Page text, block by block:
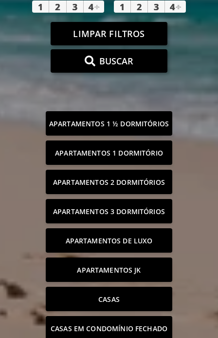
1 2 3 4+ 1 2 3 4+
LIMPAR FILTROS
BUSCAR
APARTAMENTOS 1 ½ DORMITÓRIOS
APARTAMENTOS 1 DORMITÓRIO
APARTAMENTOS 2 DORMITÓRIOS
APARTAMENTOS 3 DORMITÓRIOS
APARTAMENTOS DE LUXO
APARTAMENTOS JK
CASAS
CASAS EM CONDOMÍNIO FECHADO